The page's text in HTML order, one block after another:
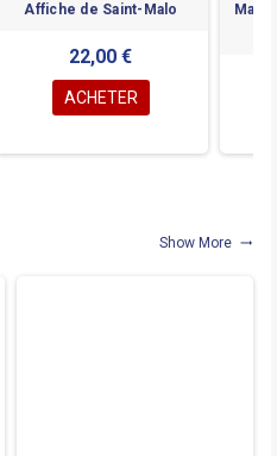
Affiche de Saint-Malo
22,00 €
ACHETER
Show More